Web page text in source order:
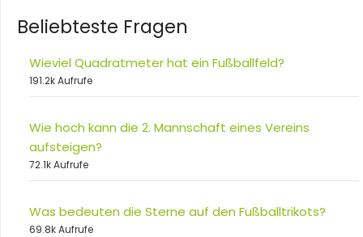
Beliebteste Fragen
Wieviel Quadratmeter hat ein Fußballfeld?
191.2k Aufrufe
Wie hoch kann die 2. Mannschaft eines Vereins
aufsteigen?
72.1k Aufrufe
Was bedeuten die Sterne auf den Fußballtrikots?
69.8k Aufrufe